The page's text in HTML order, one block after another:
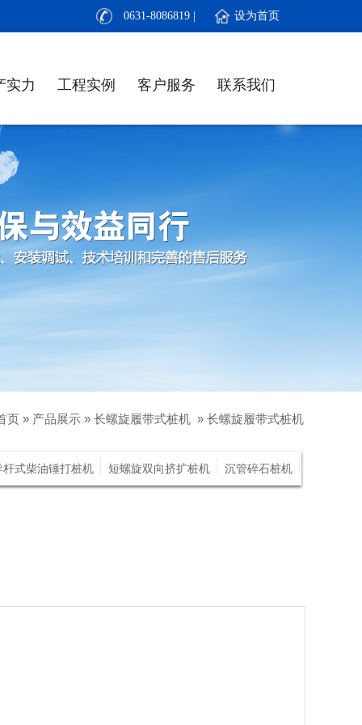
0631-8086819 | 设为首页
实力 工程实例 客户服务 联系我们
页 » 产品展示 » 长螺旋履带式桩机 » 长螺旋履带式桩机
杆式柴油锤打桩机 短螺旋双向挤扩桩机 沉管碎石桩机